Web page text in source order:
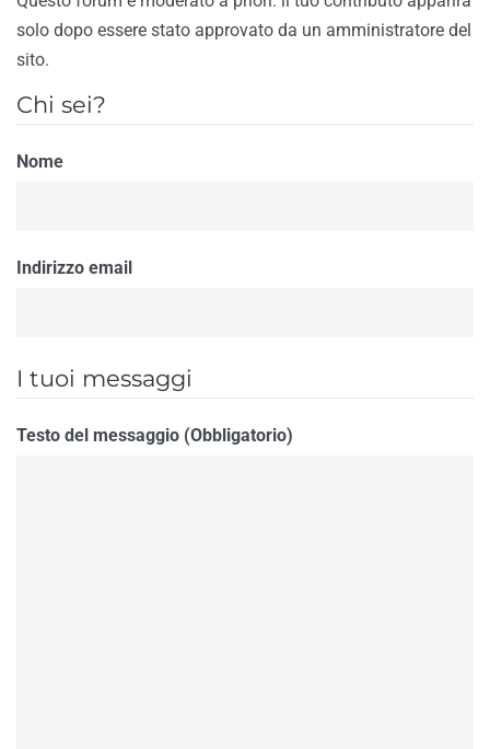
solo dopo essere stato approvato da un amministratore del
sito.
Chi sei?
Nome
Indirizzo email
I tuoi messaggi
Testo del messaggio (Obbligatorio)